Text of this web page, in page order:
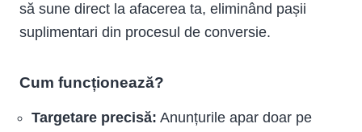
să sune direct la afacerea ta, eliminând pașii
suplimentari din procesul de conversie.
Cum funcționează?
Targetare precisă: Anunțurile apar doar pe